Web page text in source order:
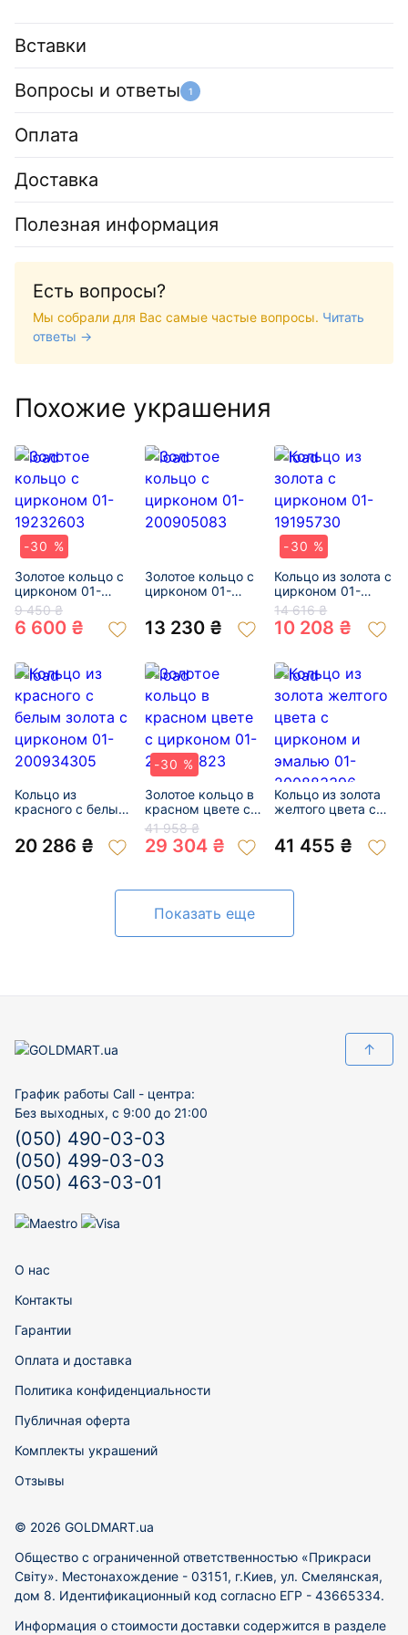
Вставки
Вопросы и ответы 1
Оплата
Доставка
Полезная информация
Есть вопросы?
Мы собрали для Вас самые частые вопросы. Читать
ответы →
Похожие украшения
-30 %
Золотое кольцо с
цирконом 01-
19232603
9 450 ₴
6 600 ₴
Золотое кольцо с
цирконом 01-
13 230 ₴
-30 %
Кольцо из золота с
цирконом 01-
19195730
14 616 ₴
10 208 ₴
Кольцо из
красного с белым
01-200934305
20 286 ₴
-30 %
Золотое кольцо в
красном цвете с
цирконом 01-
200027823
41 958 ₴
29 304 ₴
Кольцо из золота
желтого цвета с
эмалью 01-
200883396
41 455 ₴
Показать еще
↑
График работы Call - центра:
Без выходных, с 9:00 до 21:00
(050) 490-03-03
(050) 499-03-03
(050) 463-03-01
О нас
Контакты
Гарантии
Оплата и доставка
Политика конфиденциальности
Публичная оферта
Комплекты украшений
Отзывы
© 2026 GOLDMART.ua
Общество с ограниченной ответственностью «Прикраси
Світу». Местонахождение - 03151, г.Киев, ул. Смелянская,
дом 8. Идентификационный код согласно ЕГР - 43665334.
Информация о стоимости доставки содержится в разделе